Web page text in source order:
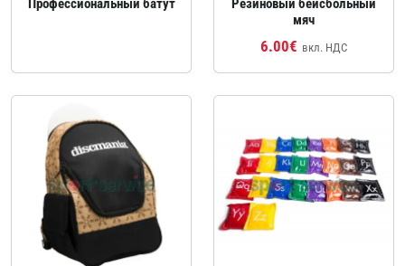
Профессиональный батут
Резиновый бейсбольный
мяч
6.00€ вкл. НДС